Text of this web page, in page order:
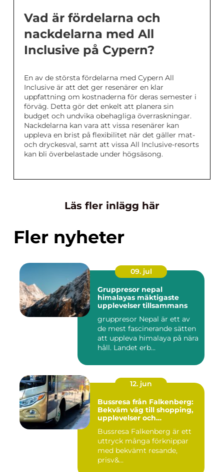
Vad är fördelarna och
nackdelarna med All
Inclusive på Cypern?
En av de största fördelarna med Cypern All
Inclusive är att det ger resenärer en klar
uppfattning om kostnaderna för deras semester i
förväg. Detta gör det enkelt att planera sin
budget och undvika obehagliga överraskningar.
Nackdelarna kan vara att vissa resenärer kan
uppleva en brist på flexibilitet när det gäller mat-
och dryckesval, samt att vissa All Inclusive-resorts
kan bli överbelastade under högsäsong.
Läs fler inlägg här
Fler nyheter
09. jul
Gruppresor nepal
himalayas mäktigaste
upplevelser tillsammans
gruppresor Nepal är ett av
de mest fascinerande sätten
att uppleva himalaya på nära
håll. Landet erb...
12. jun
Bussresa från Falkenberg:
Bekväm väg till shopping,
upplevelser och
Bussresa Falkenberg är ett
uttryck många förknippar
med bekvämt resande,
prisv&...